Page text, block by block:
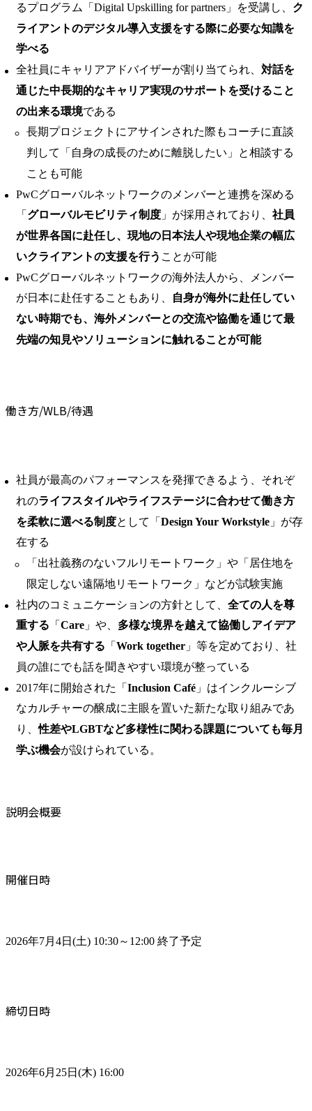
るプログラム「Digital Upskilling for partners」を受講し、 ク
ライアントのデジタル導入支援をする際に必要な知識を
学べる
全社員にキャリアアドバイザーが割り当てられ、 対話を
通じた中長期的なキャリア実現のサポートを受けること
の出来る環境である
長期プロジェクトにアサインされた際もコーチに直談
判して「自身の成長のために離脱したい」と相談する
ことも可能
PwCグローバルネットワークのメンバーと連携を深める
「 グローバルモビリティ制度 」が採用されており、 社員
が世界各国に赴任し、現地の日本法人や現地企業の幅広
いクライアントの支援を行う ことが可能
PwCグローバルネットワークの海外法人から、メンバー
が日本に赴任することもあり、
自身が海外に赴任してい
ない時期でも、海外メンバーとの交流や協働を通じて最
先端の知見やソリューションに触れることが可能
働き方/WLB/待遇
社員が最高のパフォーマンスを発揮できるよう、それぞ
れのライフスタイルやライフステージに合わせて働き方
を柔軟に選べる制度として「 Design Your Workstyle 」が存
在する
「出社義務のないフルリモートワーク」や「居住地を
限定しない遠隔地リモートワーク」などが試験実施
社内のコミュニケーションの方針として、 全ての人を尊
重する 「 Care 」や、 多様な境界を越えて協働しアイデア
や人脈を共有する 「 Work together 」等を定めており、社
員の誰にでも話を聞きやすい環境が整っている
2017年に開始された「 Inclusion Café 」はインクルーシブ
なカルチャーの醸成に主眼を置いた新たな取り組みであ
り、性差やLGBTなど多様性に関わる課題についても毎月
学ぶ機会が設けられている。
説明会概要
開催日時
2026年7月4日(土) 10:30～12:00 終了予定
締切日時
2026年6月25日(木) 16:00